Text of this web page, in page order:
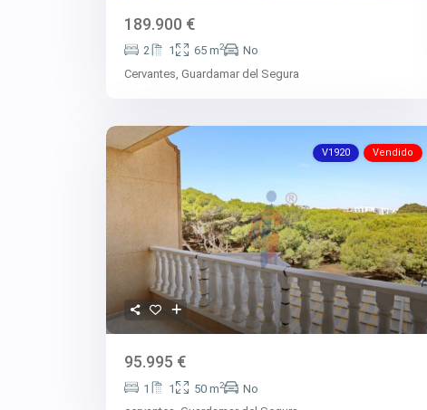
189.900 €
2 1 65 m2
No
Cervantes, Guardamar del Segura
V1920 Vendido
95.995 €
1 1 50 m2
No